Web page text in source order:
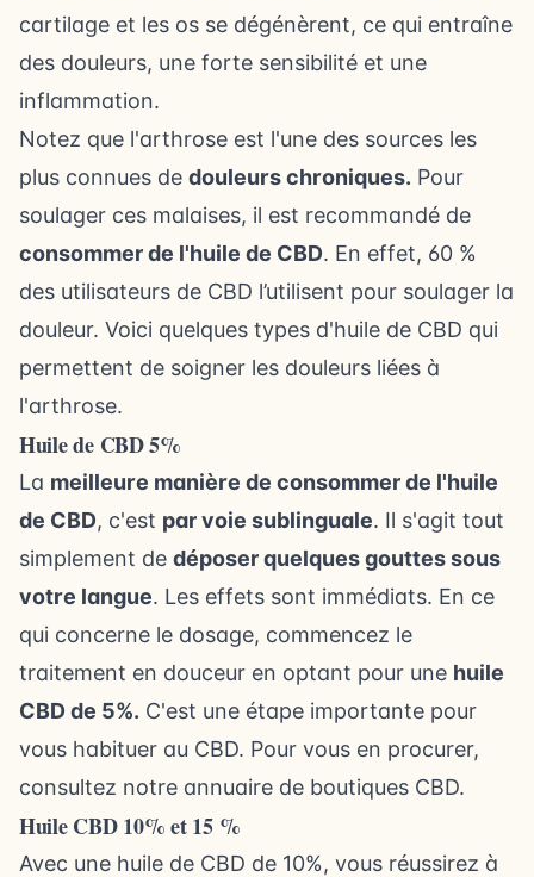
cartilage et les os se dégénèrent, ce qui entraîne
des douleurs, une forte sensibilité et une
inflammation.
Notez que l'arthrose est l'une des sources les
plus connues de douleurs chroniques. Pour
soulager ces malaises, il est recommandé de
consommer de l'huile de CBD. En effet, 60 %
des utilisateurs de CBD l’utilisent pour soulager la
douleur. Voici quelques types d'huile de CBD qui
permettent de soigner les douleurs liées à
l'arthrose.
Huile de CBD 5%
La meilleure manière de consommer de l'huile
de CBD, c'est par voie sublinguale. Il s'agit tout
simplement de déposer quelques gouttes sous
votre langue. Les effets sont immédiats. En ce
qui concerne le dosage, commencez le
traitement en douceur en optant pour une huile
CBD de 5%. C'est une étape importante pour
vous habituer au CBD. Pour vous en procurer,
consultez notre annuaire de boutiques CBD.
Huile CBD 10% et 15 %
Avec une huile de CBD de 10%, vous réussirez à